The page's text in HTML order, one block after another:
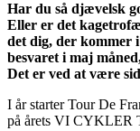
Har du så djævelsk
Eller er det
det dig, der kommer
besvaret i maj
Det er ved at være
I år starter Tour De
på årets VI CYKLER